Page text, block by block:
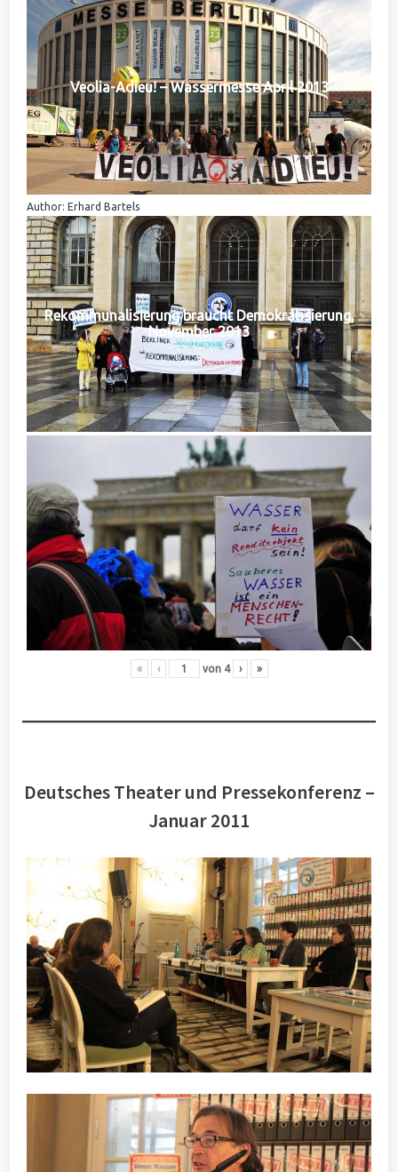
Veolia-Adieu! – Wassermesse April 2013
Author: Erhard Bartels
Rekommunalisierung braucht Demokratisierung,
November 2013
« ‹ von 4 › »
Deutsches Theater und Pressekonferenz –
Januar 2011